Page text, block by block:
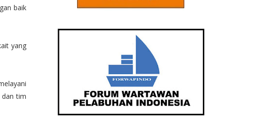
baik
yang
dan tim